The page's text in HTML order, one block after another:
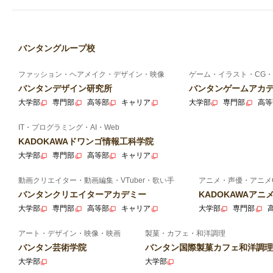
バンタングループ校
ファッション・ヘアメイク・デザイン・映像
バンタンデザイン研究所
大学部 専門部 高等部 キャリア
ゲーム・イラスト・CG
バンタンゲームアカ
大学部 専門部 高
IT・プログラミング・AI・Web
KADOKAWAドワンゴ情報工科学院
大学部 専門部 高等部 キャリア
動画クリエイター・動画編集・VTuber・歌い手
バンタンクリエイターアカデミー
大学部 専門部 高等部 キャリア
アニメ・声優・アニ
KADOKAWAアニ
大学部 専門部
アート・デザイン・映像・映画
バンタン芸術学院
大学部
製菓・カフェ・和洋調理
バンタン国際製菓カフェ和洋調
大学部